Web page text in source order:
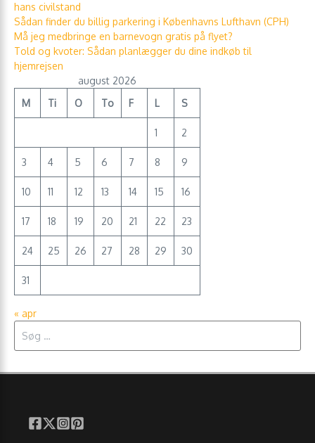
hans civilstand
Sådan finder du billig parkering i Københavns Lufthavn (CPH)
Må jeg medbringe en barnevogn gratis på flyet?
Told og kvoter: Sådan planlægger du dine indkøb til
hjemrejsen
august 2026
M
Ti O To F L S
1 2
3 4 5 6 7 8 9
10 11 12 13 14 15 16
17 18 19 20 21 22 23
24 25 26 27 28 29 30
31
« apr